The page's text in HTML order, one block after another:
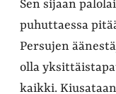
Sen sijaan
puhuttaessa
Persujen
olla
kaikki.